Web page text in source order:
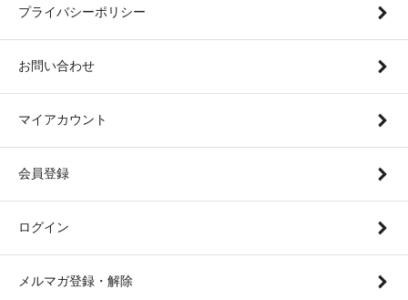
プライバシーポリシー
お問い合わせ
マイアカウント
会員登録
ログイン
メルマガ登録・解除